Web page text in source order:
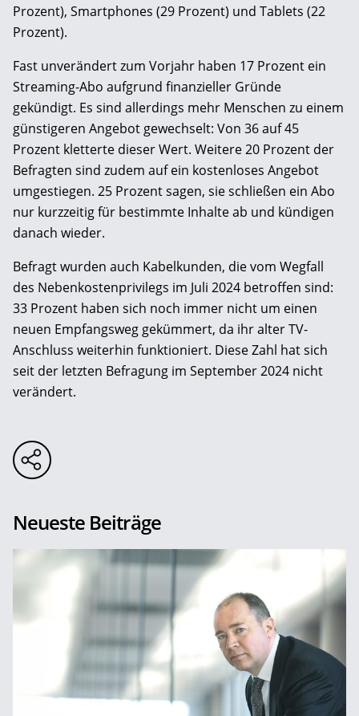
Prozent), Smartphones (29 Prozent) und Tablets (22
Prozent).
Fast unverändert zum Vorjahr haben 17 Prozent ein
Streaming-Abo aufgrund finanzieller Gründe
gekündigt. Es sind allerdings mehr Menschen zu einem
günstigeren Angebot gewechselt: Von 36 auf 45
Prozent kletterte dieser Wert. Weitere 20 Prozent der
Befragten sind zudem auf ein kostenloses Angebot
umgestiegen. 25 Prozent sagen, sie schließen ein Abo
nur kurzzeitig für bestimmte Inhalte ab und kündigen
danach wieder.
Befragt wurden auch Kabelkunden, die vom Wegfall
des Nebenkostenprivilegs im Juli 2024 betroffen sind:
33 Prozent haben sich noch immer nicht um einen
neuen Empfangsweg gekümmert, da ihr alter TV-
Anschluss weiterhin funktioniert. Diese Zahl hat sich
seit der letzten Befragung im September 2024 nicht
verändert.
Neueste Beiträge